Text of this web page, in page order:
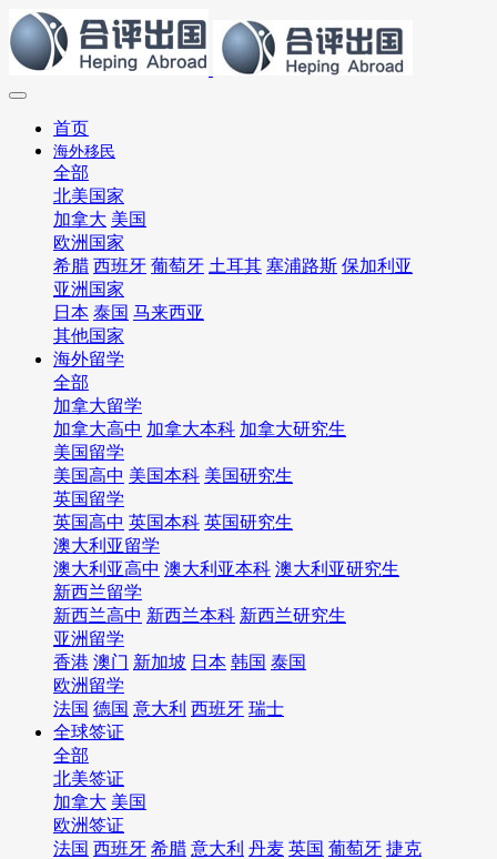
首页
海外移民
全部
北美国家
加拿大 美国
欧洲国家
希腊 西班牙 葡萄牙 土耳其 塞浦路斯 保加利亚
亚洲国家
日本 泰国 马来西亚
其他国家
海外留学
全部
加拿大留学
加拿大高中 加拿大本科 加拿大研究生
美国留学
美国高中 美国本科 美国研究生
英国留学
英国高中 英国本科 英国研究生
澳大利亚留学
澳大利亚高中 澳大利亚本科 澳大利亚研究生
新西兰留学
新西兰高中 新西兰本科 新西兰研究生
亚洲留学
香港 澳门 新加坡 日本 韩国 泰国
欧洲留学
法国 德国 意大利 西班牙 瑞士
全球签证
全部
北美签证
加拿大 美国
欧洲签证
法国 西班牙 希腊 意大利 丹麦 英国 葡萄牙 捷克